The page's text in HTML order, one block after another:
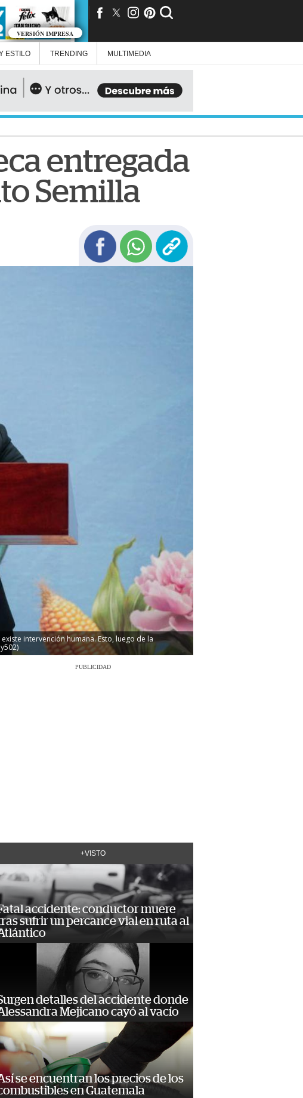
VERSIÓN IMPRESA
ESTILO TRENDING MULTIMEDIA
entregada
Semilla
intervención humana. Esto, luego de la
PUBLICIDAD
+VISTO
accidente: conductor muere
sufrir un percance vial en ruta al
detalles del accidente donde
Mejicano cayó al vacío
se encuentran los precios de los
en Guatemala